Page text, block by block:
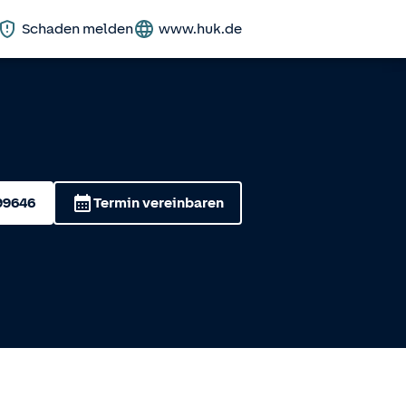
Schaden melden www.huk.de
Termin vereinbaren